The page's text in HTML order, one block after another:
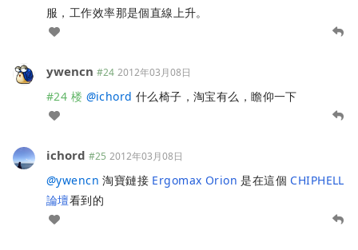
服，工作效率那是個直線上升。
ywencn #24 2012年03月08日
#24 楼 @ichord 什么椅子，淘宝有么，瞻仰一下
ichord #25 2012年03月08日
@ywencn 淘寶鏈接 Ergomax Orion 是在這個 CHIPHELL
論壇看到的